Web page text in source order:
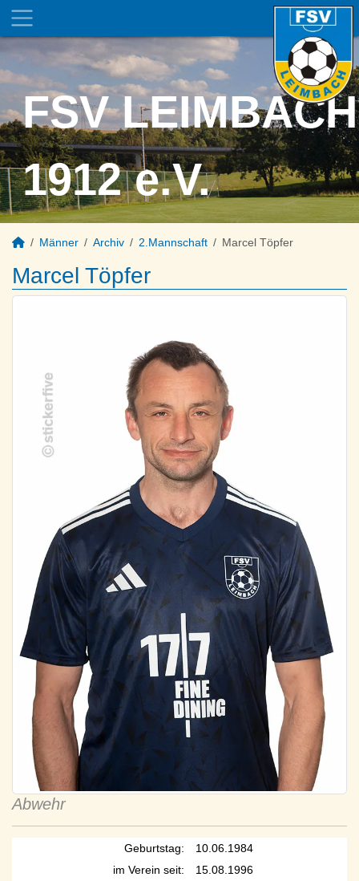
FSV LEIMBACH
1912 e.V.
Männer Archiv 2.Mannschaft Marcel Töpfer
Marcel Töpfer
Abwehr
Geburtstag:
10.06.1984
im Verein seit:
15.08.1996